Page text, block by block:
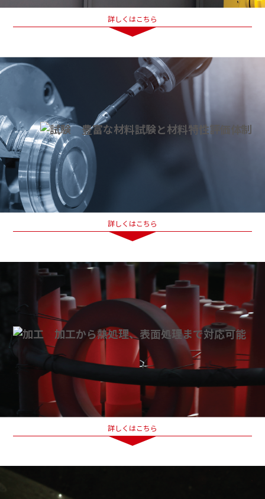
詳しくはこちら
詳しくはこちら
詳しくはこちら